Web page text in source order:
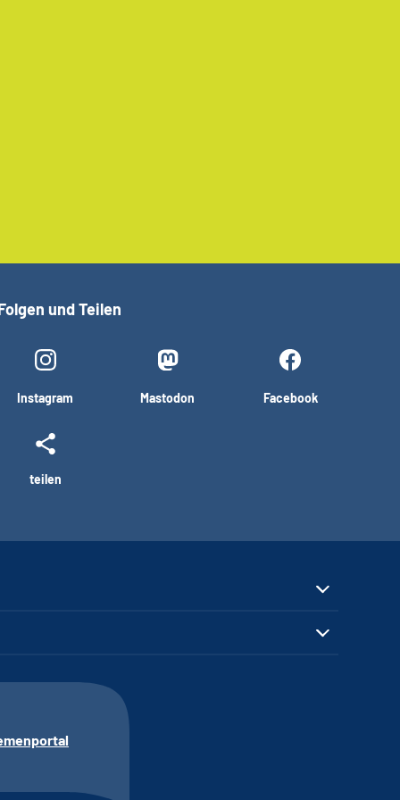
und Teilen
Instagram Mastodon Facebook
teilen